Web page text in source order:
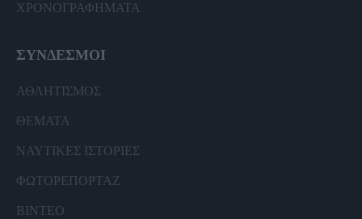
ΧΡΟΝΟΓΡΑΦΗΜΑΤΑ
ΣΥΝΔΕΣΜΟΙ
ΑΘΛΗΤΙΣΜΟΣ
ΘΕΜΑΤΑ
ΝΑΥΤΙΚΕΣ ΙΣΤΟΡΙΕΣ
ΦΩΤΟΡΕΠΟΡΤΑΖ
ΒΙΝΤΕΟ